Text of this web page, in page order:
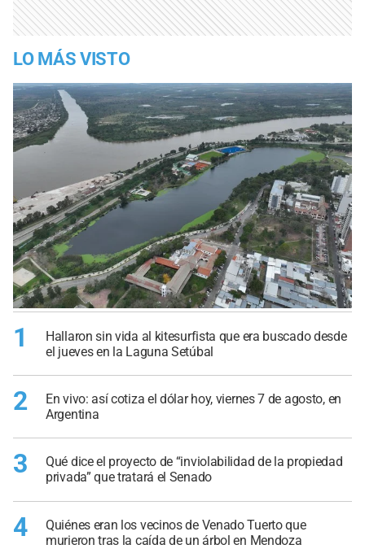
LO MÁS VISTO
1
Hallaron sin vida al kitesurfista que era buscado desde
el jueves en la Laguna Setúbal
2
En vivo: así cotiza el dólar hoy, viernes 7 de agosto, en
Argentina
3
Qué dice el proyecto de “inviolabilidad de la propiedad
privada” que tratará el Senado
4
Quiénes eran los vecinos de Venado Tuerto que
murieron tras la caída de un árbol en Mendoza